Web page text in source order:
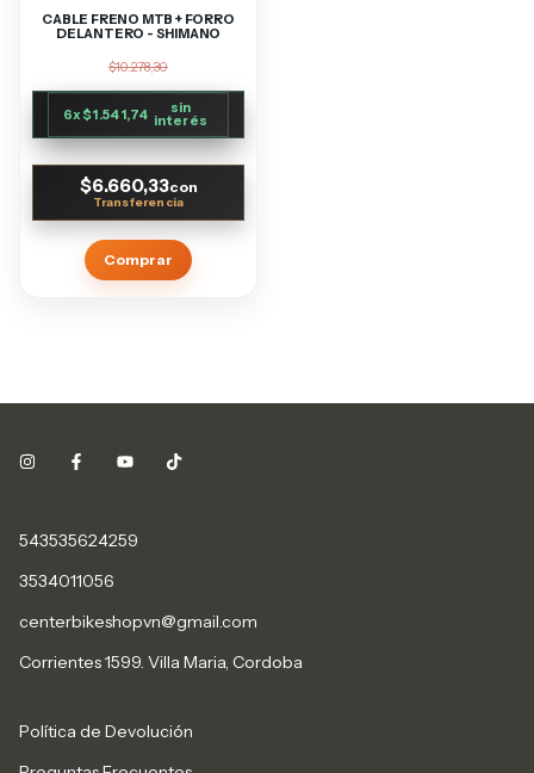
CABLE FRENO MTB + FORRO
DELANTERO - SHIMANO
$10.278,30
6x$1.541,74 sin
interés
$6.660,33con
Comprar
543535624259
3534011056
centerbikeshopvn@gmail.com
Corrientes 1599. Villa Maria, Cordoba
Política de Devolución